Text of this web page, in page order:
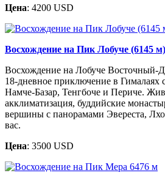
Цена: 4200 USD
Восхождение на Пик Лобуче (6145 м)
Восхождение на Лобуче Восточный-
18-дневное приключение в Гималаях
Намче-Базар, Тенгбоче и Периче.
акклиматизация, буддийские
вершины с панорамами Эвереста,
вас.
Цена: 3500 USD